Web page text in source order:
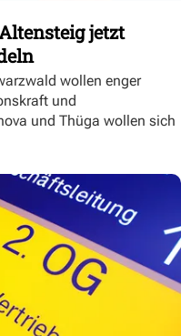
jetzt
wollen enger
und
und Thüga wollen sich